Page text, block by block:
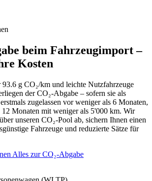
beim Fahrzeugimport –
Kosten
93.6 g CO₂/km und leichte Nutzfahrzeuge
der CO₂-Abgabe – sofern sie als
zugelassen vor weniger als 6 Monaten,
Monaten mit weniger als 5'000 km. Wir
unseren CO₂-Pool ab, sichern Ihnen einen
Fahrzeuge und reduzierte Sätze für
Alles zur CO₂-Abgabe